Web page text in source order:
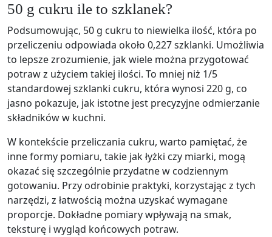
50 g cukru ile to szklanek?
Podsumowując, 50 g cukru to niewielka ilość, która po
przeliczeniu odpowiada około 0,227 szklanki. Umożliwia
to lepsze zrozumienie, jak wiele można przygotować
potraw z użyciem takiej ilości. To mniej niż 1/5
standardowej szklanki cukru, która wynosi 220 g, co
jasno pokazuje, jak istotne jest precyzyjne odmierzanie
składników w kuchni.
W kontekście przeliczania cukru, warto pamiętać, że
inne formy pomiaru, takie jak łyżki czy miarki, mogą
okazać się szczególnie przydatne w codziennym
gotowaniu. Przy odrobinie praktyki, korzystając z tych
narzędzi, z łatwością można uzyskać wymagane
proporcje. Dokładne pomiary wpływają na smak,
teksturę i wygląd końcowych potraw.